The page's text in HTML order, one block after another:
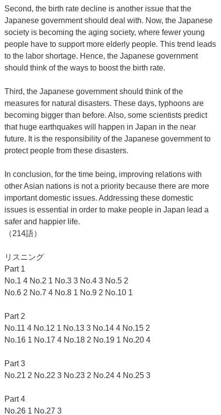
Second, the birth rate decline is another issue that the
Japanese government should deal with. Now, the Japanese
society is becoming the aging society, where fewer young
people have to support more elderly people. This trend leads
to the labor shortage. Hence, the Japanese government
should think of the ways to boost the birth rate.
Third, the Japanese government should think of the
measures for natural disasters. These days, typhoons are
becoming bigger than before. Also, some scientists predict
that huge earthquakes will happen in Japan in the near
future. It is the responsibility of the Japanese government to
protect people from these disasters.
In conclusion, for the time being, improving relations with
other Asian nations is not a priority because there are more
important domestic issues. Addressing these domestic
issues is essential in order to make people in Japan lead a
safer and happier life.
（214語）
リスニング
Part 1
No.1 4 No.2 1 No.3 3 No.4 3 No.5 2
No.6 2 No.7 4 No.8 1 No.9 2 No.10 1
Part 2
No.11 4 No.12 1 No.13 3 No.14 4 No.15 2
No.16 1 No.17 4 No.18 2 No.19 1 No.20 4
Part 3
No.21 2 No.22 3 No.23 2 No.24 4 No.25 3
Part 4
No.26 1 No.27 3